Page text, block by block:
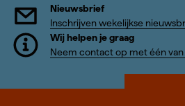
Nieuwsbrief
Inschrijven wekelijkse
Wij helpen je graag
Neem contact op met één